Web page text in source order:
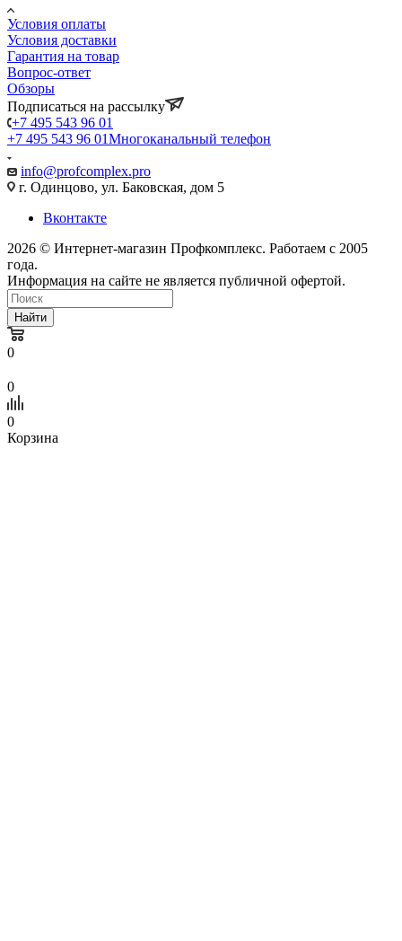
Условия оплаты
Условия доставки
Гарантия на товар
Вопрос-ответ
Обзоры
Подписаться на рассылку
+7 495 543 96 01
+7 495 543 96 01Многоканальный телефон
info@profcomplex.pro
г. Одинцово, ул. Баковская, дом 5
Вконтакте
2026 © Интернет-магазин Профкомплекс. Работаем с 2005
года.
Информация на сайте не является публичной офертой.
Найти
0
0
0
Корзина